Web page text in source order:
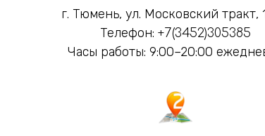
г. Тюмень, ул. Московский тракт,
Телефон: +7(3452)305385
Часы работы: 9:00–20:00